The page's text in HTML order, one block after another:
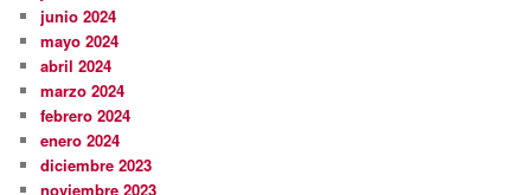
junio 2024
mayo 2024
abril 2024
marzo 2024
febrero 2024
enero 2024
diciembre 2023
noviembre 2023